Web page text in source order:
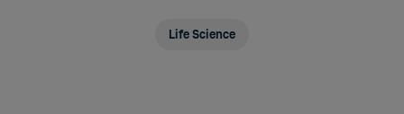
Life Science